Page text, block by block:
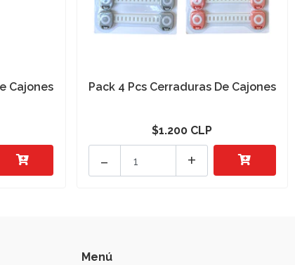
Cajones Pack 4 Pcs Cerraduras De Cajones
$1.200 CLP
+
-
Menú